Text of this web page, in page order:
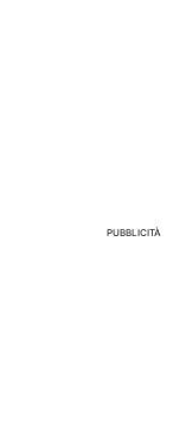
PUBBLICITÀ